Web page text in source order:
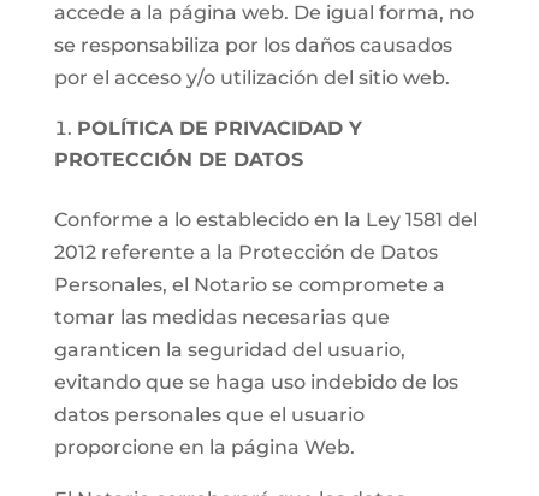
accede a la página web. De igual forma, no
se responsabiliza por los daños causados
por el acceso y/o utilización del sitio web.
POLÍTICA DE PRIVACIDAD Y
PROTECCIÓN DE DATOS
Conforme a lo establecido en la Ley 1581 del
2012 referente a la Protección de Datos
Personales, el Notario se compromete a
tomar las medidas necesarias que
garanticen la seguridad del usuario,
evitando que se haga uso indebido de los
datos personales que el usuario
proporcione en la página Web.